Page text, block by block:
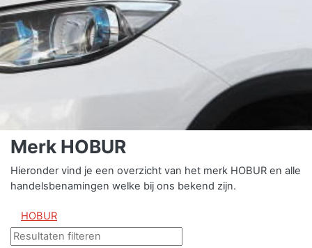
Merk HOBUR
Hieronder vind je een overzicht van het merk HOBUR en alle
handelsbenamingen welke bij ons bekend zijn.
HOBUR